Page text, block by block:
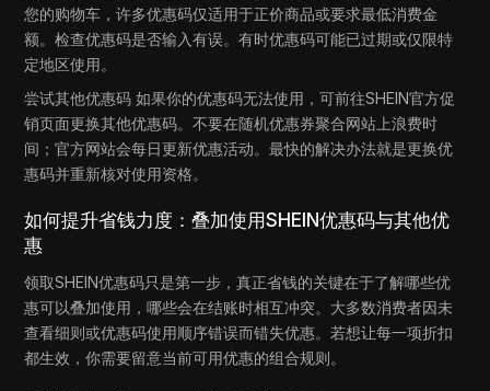
您的购物车，许多优惠码仅适用于正价商品或要求最低消费金
额。检查优惠码是否输入有误。有时优惠码可能已过期或仅限特
定地区使用。
尝试其他优惠码 如果你的优惠码无法使用，可前往SHEIN官方促
销页面更换其他优惠码。不要在随机优惠券聚合网站上浪费时
间；官方网站会每日更新优惠活动。最快的解决办法就是更换优
惠码并重新核对使用资格。
如何提升省钱力度：叠加使用SHEIN优惠码与其他优
惠
领取SHEIN优惠码只是第一步，真正省钱的关键在于了解哪些优
惠可以叠加使用，哪些会在结账时相互冲突。大多数消费者因未
查看细则或优惠码使用顺序错误而错失优惠。若想让每一项折扣
都生效，你需要留意当前可用优惠的组合规则。